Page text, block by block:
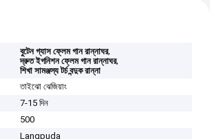
বুটেন গ্যাস ফ্লেম গান রান্নাঘর,
দ্রুত ইগনিশন ফ্লেম গান রান্নাঘর,
শিখা সামঞ্জস্য টর্চ বন্দুক রান্না
তাইঝো ঝেজিয়াং
7-15 দিন
500
Langpuda